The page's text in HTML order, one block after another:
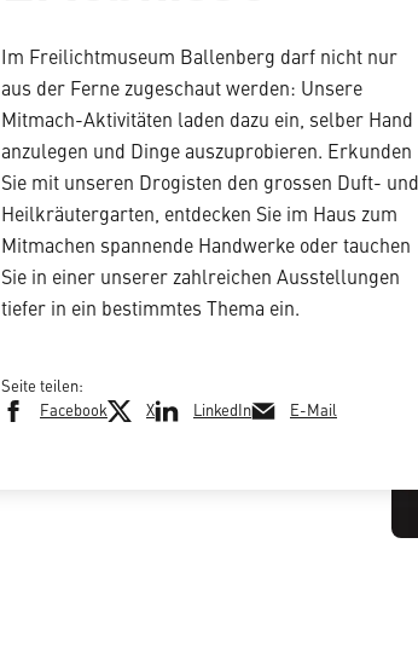
Im Freilichtmuseum Ballenberg darf nicht nur
aus der Ferne zugeschaut werden: Unsere
Mitmach-Aktivitäten laden dazu ein, selber Hand
anzulegen und Dinge auszuprobieren. Erkunden
Sie mit unseren Drogisten den grossen Duft- und
Heilkräutergarten, entdecken Sie im Haus zum
Mitmachen spannende Handwerke oder tauchen
Sie in einer unserer zahlreichen Ausstellungen
tiefer in ein bestimmtes Thema ein.
Seite teilen:
Facebook
X LinkedIn E-Mail